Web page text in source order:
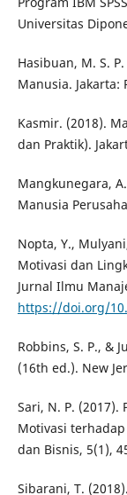
Universitas
Hasibuan, M. S.
Manusia. Jakarta:
Kasmir. (2018).
dan Praktik).
Mangkunegara,
Manusia
Nopta, Y.,
Motivasi dan
Jurnal Ilmu
https://doi.org/
Robbins, S. P., &
(16th ed.). New
Sari, N. P.
Motivasi
dan Bisnis, 5(1),
Sibarani, T.